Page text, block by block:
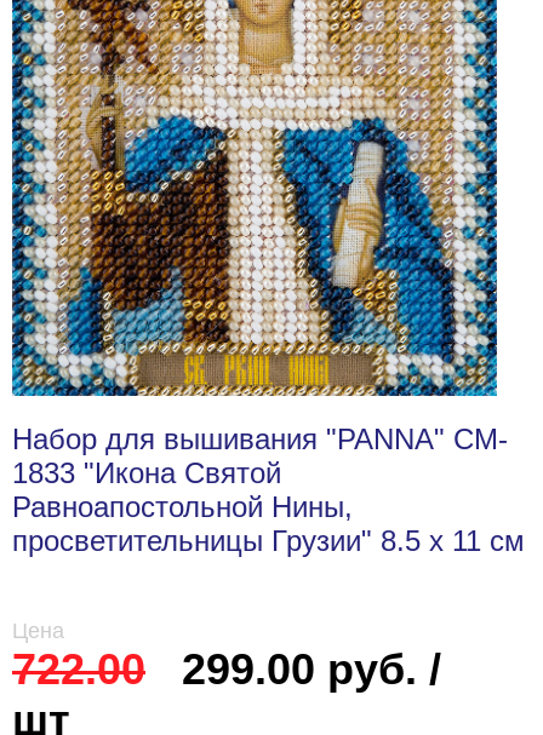
Набор для вышивания "PANNA" CM-
1833 "Икона Святой
Равноапостольной Нины,
просветительницы Грузии" 8.5 х 11 см
Цена
722.00
299.00 руб. /
шт